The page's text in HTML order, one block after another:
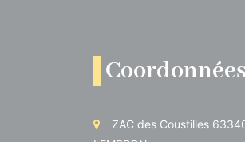
Coordonnées
ZAC des Coustilles